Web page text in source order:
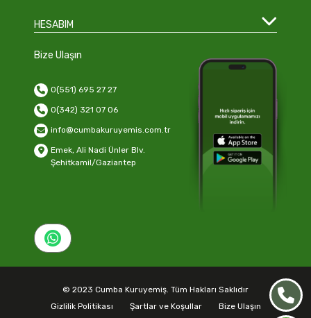
HESABIM
Bize Ulaşın
0(551) 695 27 27
0(342) 321 07 06
info@cumbakuruyemis.com.tr
Emek, Ali Nadi Ünler Blv.
Şehitkamil/Gaziantep
© 2023 Cumba Kuruyemiş. Tüm Hakları Saklıdır
Gizlilik Politikası
Şartlar ve Koşullar Bize Ulaşın